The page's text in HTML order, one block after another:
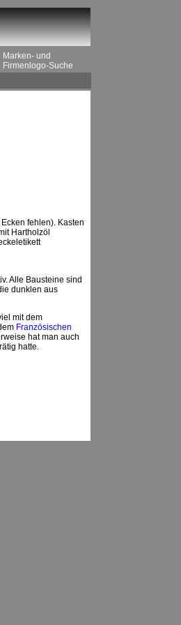
Marken- und
Firmenlogo-Suche
fehlen). Kasten
Hartholzöl
Alle Bausteine sind
dunklen aus
mit dem
Französischen
hat man auch
hatte.